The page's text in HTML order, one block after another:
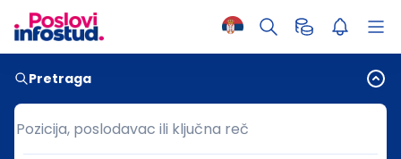
Pretraga
Pozicija, poslodavac ili ključna reč
Pozicija, poslodavac ili ključna reč